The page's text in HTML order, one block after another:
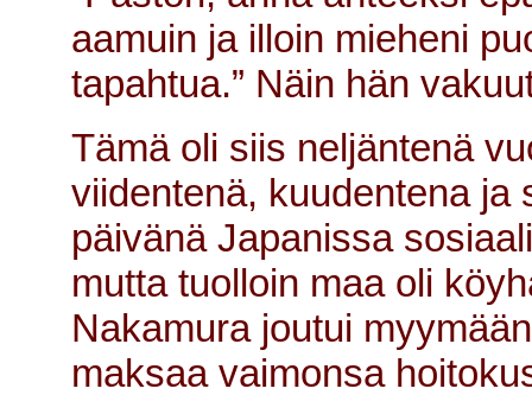
aamuin ja illoin mieheni
tapahtua.” Näin hän
Tämä oli siis neljäntenä
viidentenä, kuudentena ja
päivänä Japanissa
mutta tuolloin maa oli
Nakamura joutui
maksaa vaimonsa